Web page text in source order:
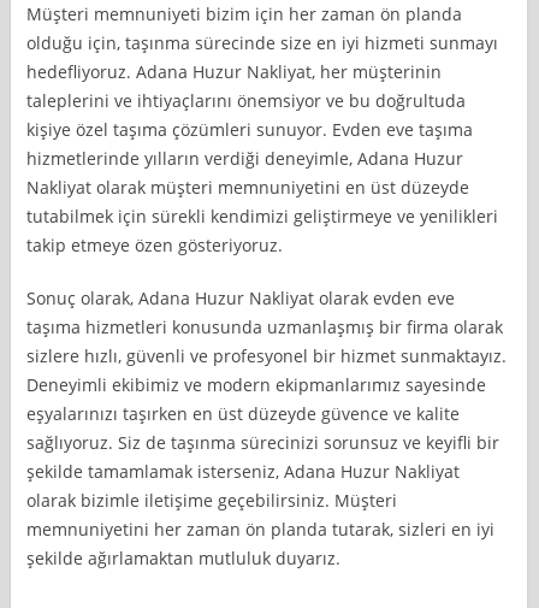
Müşteri memnuniyeti bizim için her zaman ön planda
olduğu için, taşınma sürecinde size en iyi hizmeti sunmayı
hedefliyoruz. Adana Huzur Nakliyat, her müşterinin
taleplerini ve ihtiyaçlarını önemsiyor ve bu doğrultuda
kişiye özel taşıma çözümleri sunuyor. Evden eve taşıma
hizmetlerinde yılların verdiği deneyimle, Adana Huzur
Nakliyat olarak müşteri memnuniyetini en üst düzeyde
tutabilmek için sürekli kendimizi geliştirmeye ve yenilikleri
takip etmeye özen gösteriyoruz.
Sonuç olarak, Adana Huzur Nakliyat olarak evden eve
taşıma hizmetleri konusunda uzmanlaşmış bir firma olarak
sizlere hızlı, güvenli ve profesyonel bir hizmet sunmaktayız.
Deneyimli ekibimiz ve modern ekipmanlarımız sayesinde
eşyalarınızı taşırken en üst düzeyde güvence ve kalite
sağlıyoruz. Siz de taşınma sürecinizi sorunsuz ve keyifli bir
şekilde tamamlamak isterseniz, Adana Huzur Nakliyat
olarak bizimle iletişime geçebilirsiniz. Müşteri
memnuniyetini her zaman ön planda tutarak, sizleri en iyi
şekilde ağırlamaktan mutluluk duyarız.